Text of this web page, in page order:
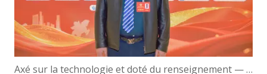
Axé sur la technologie et doté du renseignement — Gao Yun, président de Hanbang Intelligence, parle de l'avancement du développement du « Pôle d'intelligence numérique » de Suqian